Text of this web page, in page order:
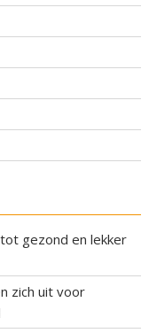
gezond en lekker
zich uit voor